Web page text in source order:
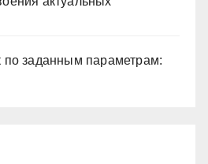
по заданным параметрам: